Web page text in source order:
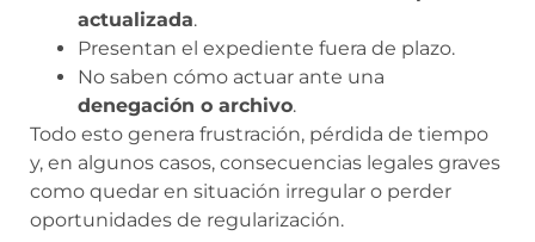
actualizada.
Presentan el expediente fuera de plazo.
No saben cómo actuar ante una
denegación o archivo.
Todo esto genera frustración, pérdida de tiempo
y, en algunos casos, consecuencias legales graves
como quedar en situación irregular o perder
oportunidades de regularización.